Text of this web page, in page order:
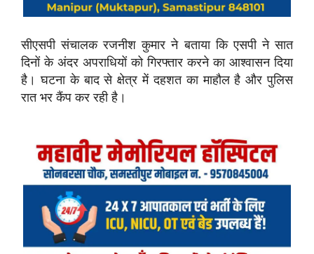
सीएसपी संचालक रजनीश कुमार ने बताया कि एसपी ने सात
दिनों के अंदर अपराधियों को गिरफ्तार करने का आश्वासन दिया
है। घटना के बाद से क्षेत्र में दहशत का माहौल है और पुलिस
रात भर कैंप कर रही है।